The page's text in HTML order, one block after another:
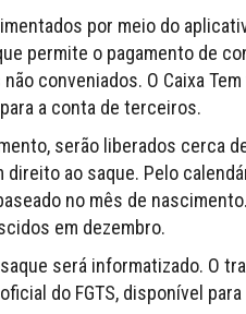
por meio do
permite o pagamento de
conveniados. O Caixa
a conta de terceiros.
serão liberados cerca
ao saque. Pelo
no mês de
em dezembro.
será informatizado. O
do FGTS, disponível